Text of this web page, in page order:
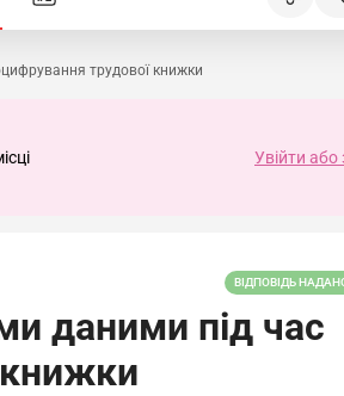
трудової книжки
Увійти або
ВІДПОВІДЬ
даними під час